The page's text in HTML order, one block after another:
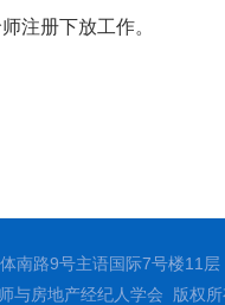
注册下放工作。
南路9号主语国际7号楼11层
房地产经纪人学会 版权所